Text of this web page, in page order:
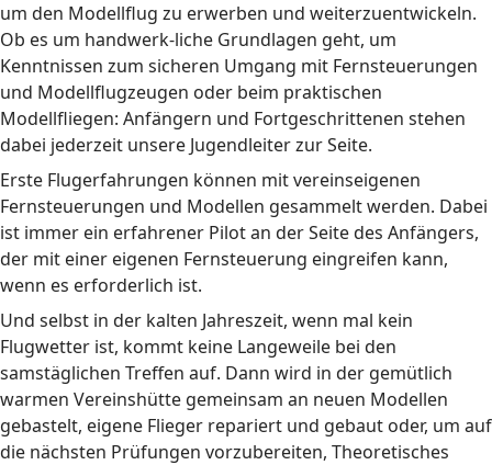
um den Modellflug zu erwerben und weiterzuentwickeln.
Ob es um handwerk-liche Grundlagen geht, um
Kenntnissen zum sicheren Umgang mit Fernsteuerungen
und Modellflugzeugen oder beim praktischen
Modellfliegen: Anfängern und Fortgeschrittenen stehen
dabei jederzeit unsere Jugendleiter zur Seite.
Erste Flugerfahrungen können mit vereinseigenen
Fernsteuerungen und Modellen gesammelt werden. Dabei
ist immer ein erfahrener Pilot an der Seite des Anfängers,
der mit einer eigenen Fernsteuerung eingreifen kann,
wenn es erforderlich ist.
Und selbst in der kalten Jahreszeit, wenn mal kein
Flugwetter ist, kommt keine Langeweile bei den
samstäglichen Treffen auf. Dann wird in der gemütlich
warmen Vereinshütte gemeinsam an neuen Modellen
gebastelt, eigene Flieger repariert und gebaut oder, um auf
die nächsten Prüfungen vorzubereiten, Theoretisches